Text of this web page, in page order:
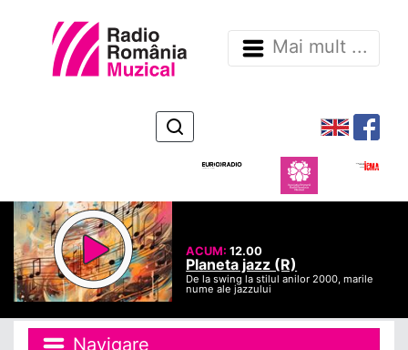
Mai mult ...
ACUM:12.00
Planeta jazz (R)
De la swing la stilul anilor 2000, marile
nume ale jazzului
Navigare